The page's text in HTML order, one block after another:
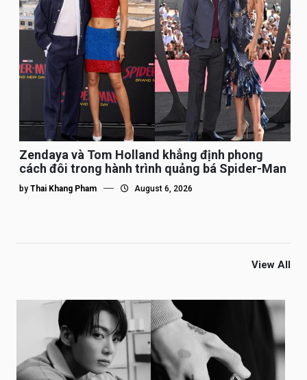
Zendaya và Tom Holland khẳng định phong
cách đôi trong hành trình quảng bá Spider-Man
by Thai Khang Pham August 6, 2026
View All